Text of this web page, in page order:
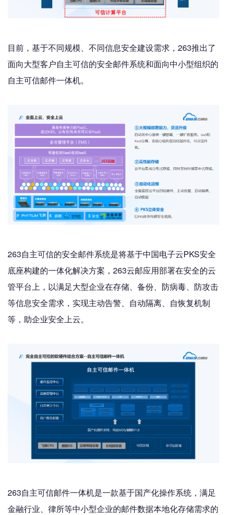
目前，基于不同规模、不同信息安全建设需求，263推出了
面向大型客户自主可信的安全邮件系统和面向中小型组织的
自主可信邮件一体机。
263自主可信的安全邮件系统是将基于中国电子云PKS安全
底座构建的一体化解决方案，263云邮应用部署在安全的云
管平台上，以满足大型企业在存储、备份、防病毒、防攻击
等信息安全需求，实现主动告警、自动隔离、自恢复机制
等，助企业安全上云。
263自主可信邮件一体机是一款基于国产化操作系统，满足
金融行业、律所等中小型企业的邮件数据本地化存储需求的